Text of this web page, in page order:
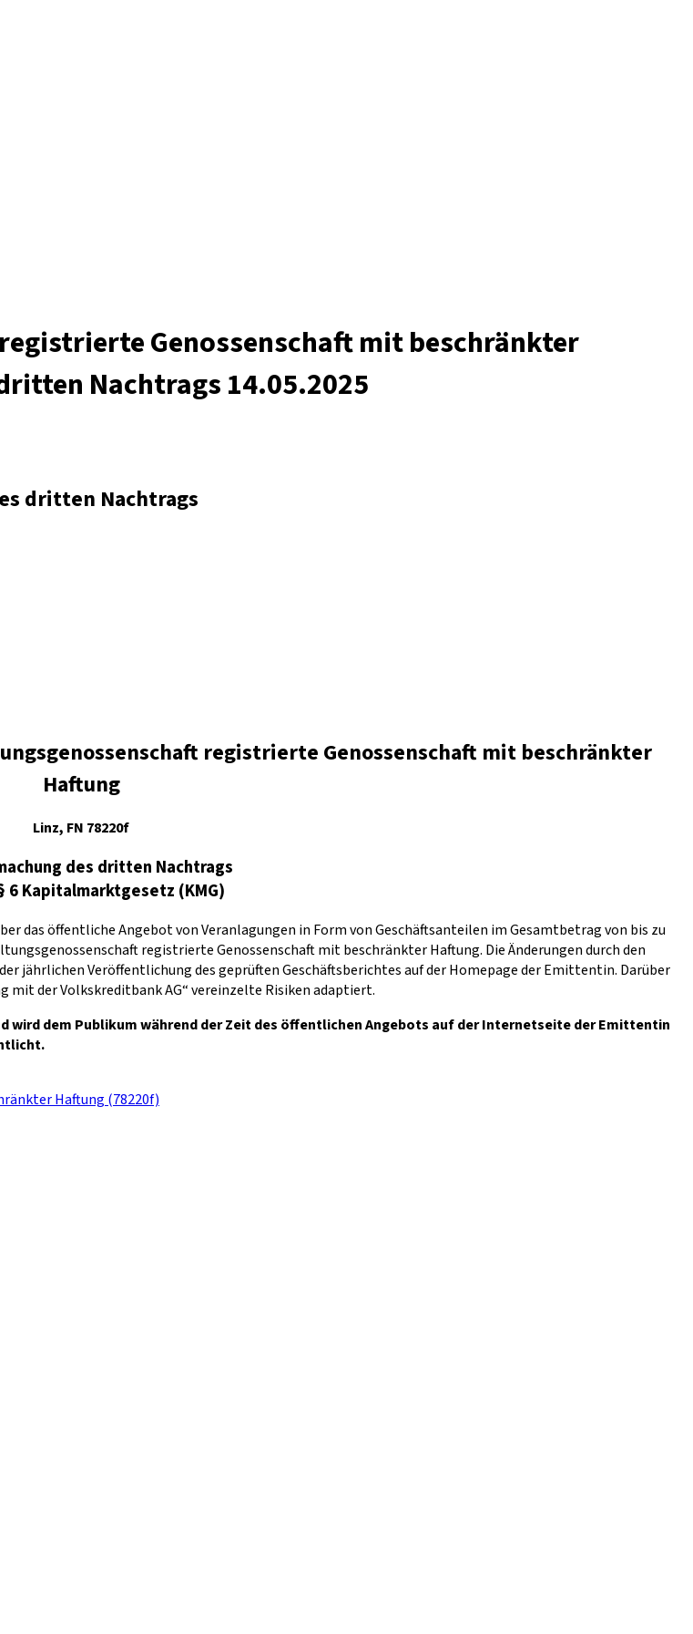
Genossenschaft mit beschränkter
Nachtrags 14.05.2025
dritten Nachtrags
registrierte Genossenschaft mit beschränkter
Haftung
Linz, FN 78220f
des dritten Nachtrags
6 Kapitalmarktgesetz (KMG)
das öffentliche Angebot von Veranlagungen in Form von Geschäftsanteilen im Gesamtbetrag von bis zu
registrierte Genossenschaft mit beschränkter Haftung. Die Änderungen durch den
jährlichen Veröffentlichung des geprüften Geschäftsberichtes auf der Homepage der Emittentin. Darüber
mit der Volkskreditbank AG“ vereinzelte Risiken adaptiert.
dem Publikum während der Zeit des öffentlichen Angebots auf der Internetseite der Emittentin
Haftung (78220f)